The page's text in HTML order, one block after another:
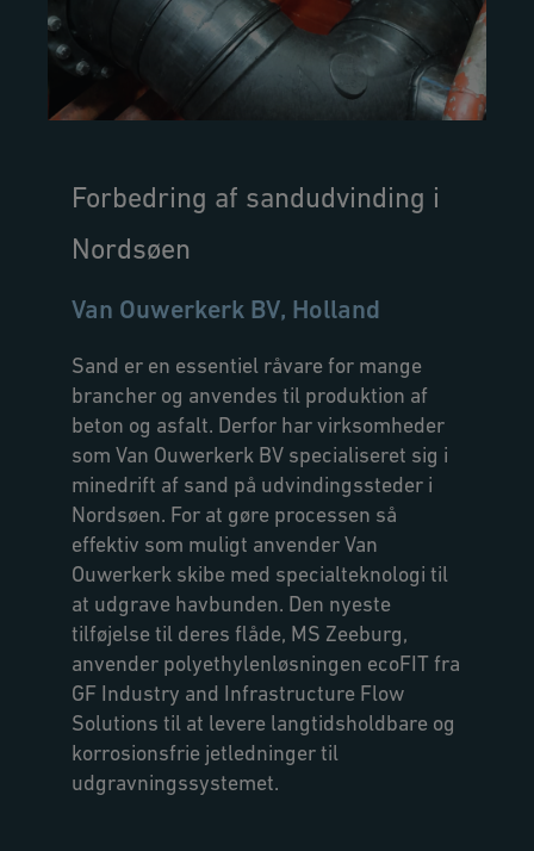
Forbedring af sandudvinding i
Nordsøen
Van Ouwerkerk BV, Holland
Sand er en essentiel råvare for mange
brancher og anvendes til produktion af
beton og asfalt. Derfor har virksomheder
som Van Ouwerkerk BV specialiseret sig i
minedrift af sand på udvindingssteder i
Nordsøen. For at gøre processen så
effektiv som muligt anvender Van
Ouwerkerk skibe med specialteknologi til
at udgrave havbunden. Den nyeste
tilføjelse til deres flåde, MS Zeeburg,
anvender polyethylenløsningen ecoFIT fra
GF Industry and Infrastructure Flow
Solutions til at levere langtidsholdbare og
korrosionsfrie jetledninger til
udgravningssystemet.